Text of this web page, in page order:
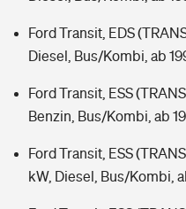
Ford Transit, EDS
Diesel, Bus/Kombi, ab
Ford Transit, ESS
Benzin, Bus/Kombi, ab
Ford Transit, ESS
kW, Diesel, Bus/Kombi,